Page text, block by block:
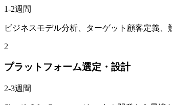
1-2週間
ビジネスモデル分析、ターゲット顧客定義、
2
プラットフォーム選定・設計
2-3週間